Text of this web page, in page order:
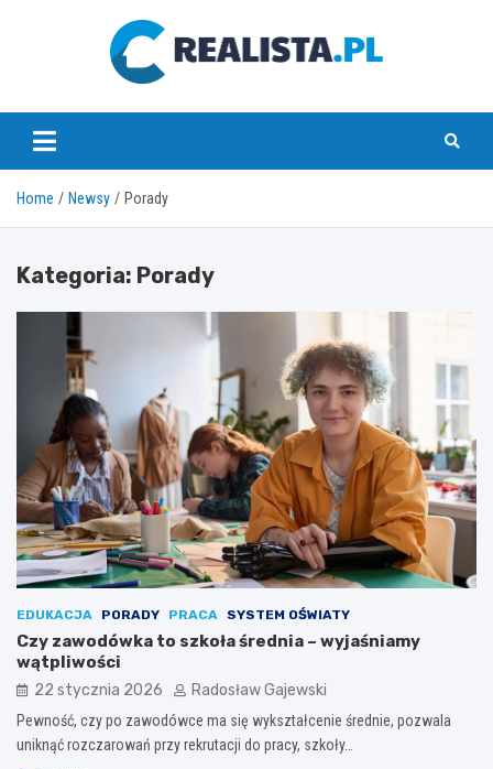
realista.pl
Home Newsy Porady
Kategoria: Porady
EDUKACJA PORADY PRACA SYSTEM OŚWIATY
Czy zawodówka to szkoła średnia – wyjaśniamy
wątpliwości
22 stycznia 2026 Radosław Gajewski
Pewność, czy po zawodówce ma się wykształcenie średnie, pozwala
uniknąć rozczarowań przy rekrutacji do pracy, szkoły…